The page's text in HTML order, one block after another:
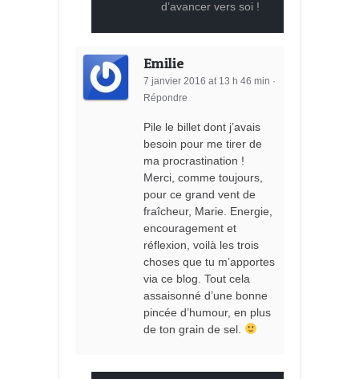
d’avancer vers soi !
Emilie
7 janvier 2016 at 13 h 46 min ·
Répondre
Pile le billet dont j’avais
besoin pour me tirer de
ma procrastination !
Merci, comme toujours,
pour ce grand vent de
fraîcheur, Marie. Energie,
encouragement et
réflexion, voilà les trois
choses que tu m’apportes
via ce blog. Tout cela
assaisonné d’une bonne
pincée d’humour, en plus
de ton grain de sel.